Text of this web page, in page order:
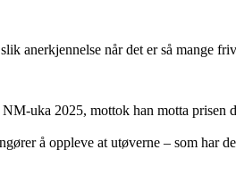
anerkjennelse når det er så mange
uka 2025, mottok han motta prisen
å oppleve at utøverne – som har